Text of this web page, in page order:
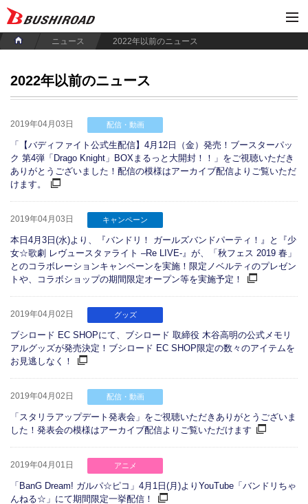
ニュース 2022年以前のニュース
2022年以前のニュース
2019年04月03日 配信・動画
「【バディファイト公式生配信】4月12日（金）発売！ブースターパッ
ク 第4弾「Drago Knight」BOXまるっと大開封！！」をご視聴いただき
ありがとうございました！配信の模様はアーカイブ配信よりご覧いただ
けます。
2019年04月03日 キャンペーン
本日4月3日(水)より、『バンドリ！ ガールズバンドパーティ！』と『少
女☆歌劇 レヴュースタァライト –Re LIVE-』が、「秋フェス 2019 春」
とのコラボレーションキャンペーンを実施！限定ノベルティのプレゼン
トや、コラボショップの期間限定オープン等を実施予定！
2019年04月02日 グッズ
ブシロード EC SHOPにて、ブシロード 取締役 木谷高明の公式メモリ
アルグッズが発売決定！ブシロード EC SHOP限定の数々のアイテムを
お見逃しなく！
2019年04月02日 配信・動画
「スタリラアップデート発表会」をご視聴いただきありがとうございま
した！発表会の模様はアーカイブ配信よりご覧いただけます
2019年04月01日 アニメ
「BanG Dream! ガルパ☆ピコ」4月1日(月)よりYouTube「バンドリちゃ
んねる☆」にて期間限定一挙配信！